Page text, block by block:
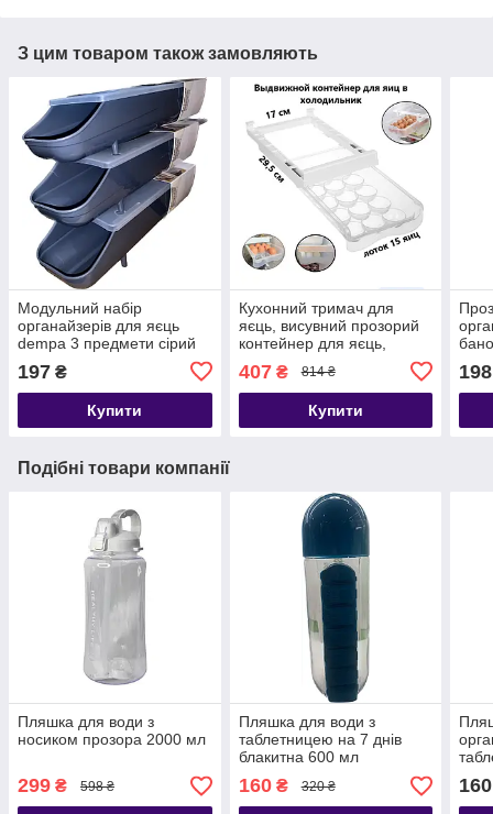
З цим товаром також замовляють
Модульний набір
органайзерів для яєць
dempa 3 предмети сірий
197 ₴
Купити
Кухонний тримач для
яєць, висувний прозорий
контейнер для яєць,
холодильника
407₴ 814 ₴
Купити
198
Подібні товари компанії
Пляшка для води з
носиком прозора 2000 мл
299 ₴ 598 ₴
Пляшка для води з
таблетницею на 7 днів
блакитна 600 мл
160₴ 320 ₴ 160